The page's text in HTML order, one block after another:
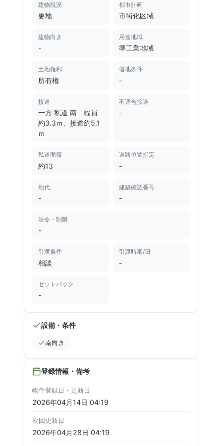
建物現況
更地
都市計画
市街化区域
建物向き
-
用途地域
準工業地域
土地権利
所有権
借地条件
-
接道
一方 私道 南 幅員
約3.3ｍ、接道約5.1
ｍ
不適合接道
-
私道面積
約13
道路位置指定
-
地代
-
建築確認番号
-
法令・制限
-
引渡条件
相談
引渡時期/日
-
セットバック
-
設備・条件
南向き
登録情報・備考
物件登録日・更新日
2026年04月14日 04:19
次回更新日
2026年04月28日 04:19